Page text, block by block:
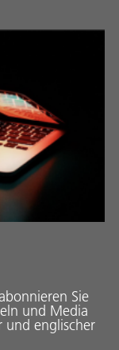
Sie
und Media
und englischer